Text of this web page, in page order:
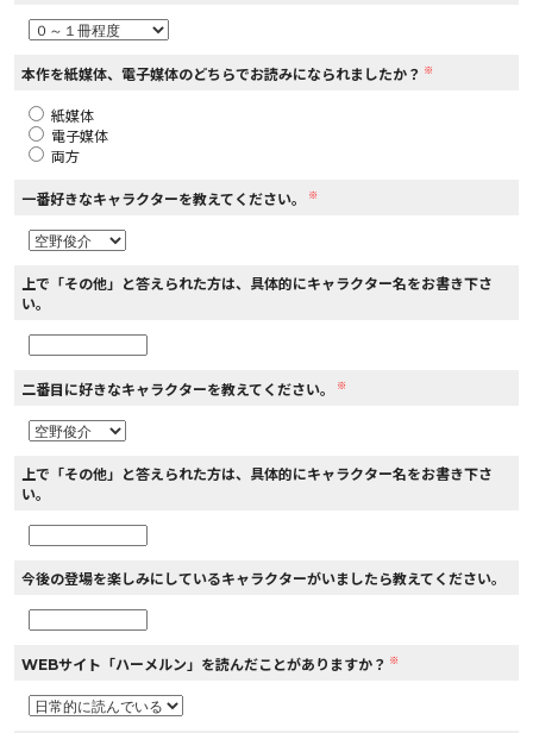
本作を紙媒体、電子媒体のどちらでお読みになられましたか？ ※
紙媒体
電子媒体
両方
一番好きなキャラクターを教えてください。 ※
上で「その他」と答えられた方は、具体的にキャラクター名をお書き下さ
い。
二番目に好きなキャラクターを教えてください。 ※
上で「その他」と答えられた方は、具体的にキャラクター名をお書き下さ
い。
今後の登場を楽しみにしているキャラクターがいましたら教えてください。
WEBサイト「ハーメルン」を読んだことがありますか？ ※